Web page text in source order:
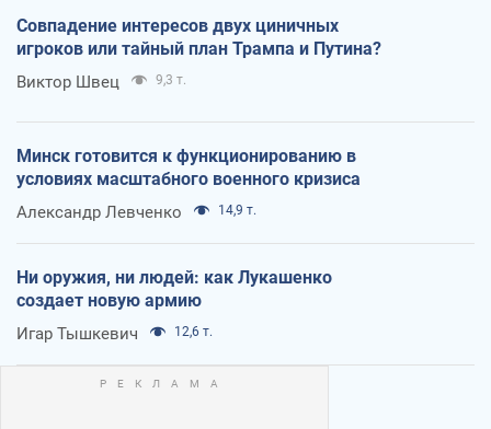
Совпадение интересов двух циничных
игроков или тайный план Трампа и Путина?
Виктор Швец 9,3 т.
Минск готовится к функционированию в
условиях масштабного военного кризиса
Александр Левченко 14,9 т.
Ни оружия, ни людей: как Лукашенко
создает новую армию
Игар Тышкевич 12,6 т.